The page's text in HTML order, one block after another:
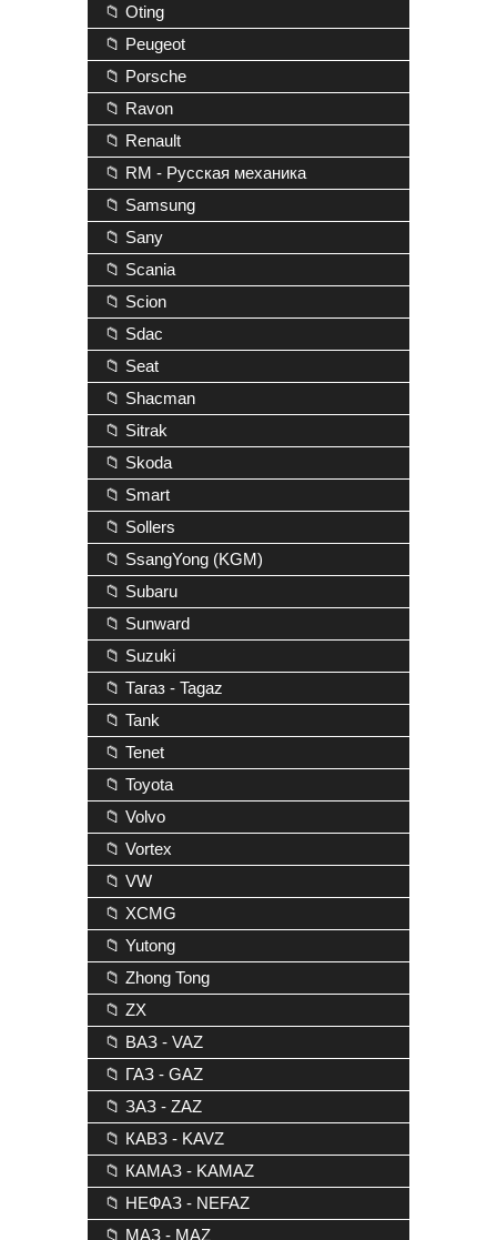
📁 Oting
📁 Peugeot
📁 Porsche
📁 Ravon
📁 Renault
📁 RM - Русская механика
📁 Samsung
📁 Sany
📁 Scania
📁 Scion
📁 Sdac
📁 Seat
📁 Shacman
📁 Sitrak
📁 Skoda
📁 Smart
📁 Sollers
📁 SsangYong (KGM)
📁 Subaru
📁 Sunward
📁 Suzuki
📁 Тагаз - Tagaz
📁 Tank
📁 Tenet
📁 Toyota
📁 Volvo
📁 Vortex
📁 VW
📁 XCMG
📁 Yutong
📁 Zhong Tong
📁 ZX
📁 ВАЗ - VAZ
📁 ГАЗ - GAZ
📁 ЗАЗ - ZAZ
📁 КАВЗ - KAVZ
📁 КАМАЗ - KAMAZ
📁 НЕФАЗ - NEFAZ
📁 МАЗ - MAZ